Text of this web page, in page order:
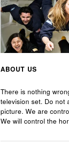
ABOUT US
There is nothing
television set. Do not
picture. We are
We will control the